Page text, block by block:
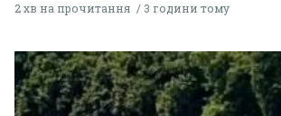
2 хв на прочитання 3 години тому